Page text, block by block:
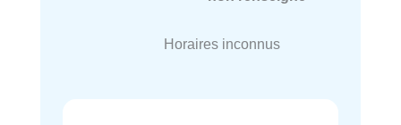
Horaires inconnus